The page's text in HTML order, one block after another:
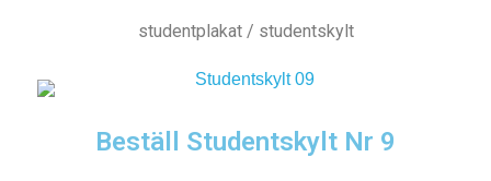
studentplakat / studentskylt
Beställ Studentskylt Nr 9